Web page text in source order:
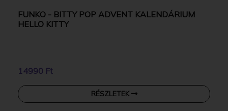
FUNKO - BITTY POP ADVENT KALENDÁRIUM
HELLO KITTY
14990 Ft
RÉSZLETEK